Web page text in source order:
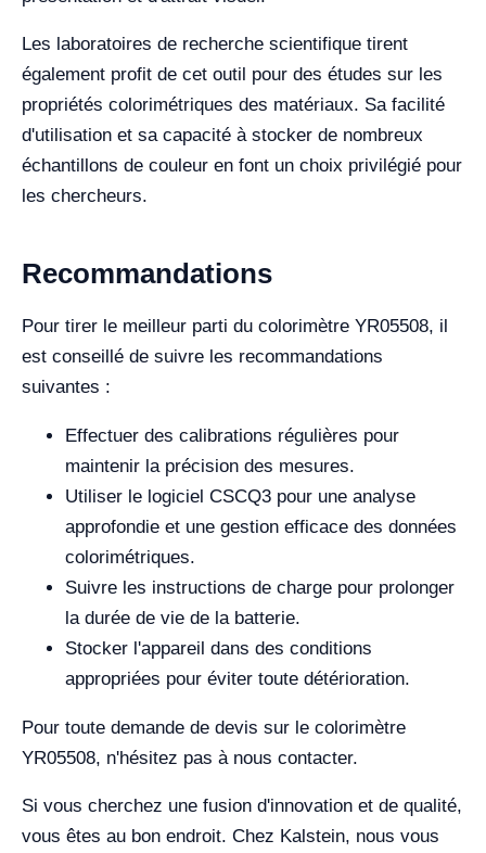
Les laboratoires de recherche scientifique tirent
également profit de cet outil pour des études sur les
propriétés colorimétriques des matériaux. Sa facilité
d'utilisation et sa capacité à stocker de nombreux
échantillons de couleur en font un choix privilégié pour
les chercheurs.
Recommandations
Pour tirer le meilleur parti du colorimètre YR05508, il
est conseillé de suivre les recommandations
suivantes :
Effectuer des calibrations régulières pour
maintenir la précision des mesures.
Utiliser le logiciel CSCQ3 pour une analyse
approfondie et une gestion efficace des données
colorimétriques.
Suivre les instructions de charge pour prolonger
la durée de vie de la batterie.
Stocker l'appareil dans des conditions
appropriées pour éviter toute détérioration.
Pour toute demande de devis sur le colorimètre
YR05508, n'hésitez pas à nous contacter.
Si vous cherchez une fusion d'innovation et de qualité,
vous êtes au bon endroit. Chez Kalstein, nous vous